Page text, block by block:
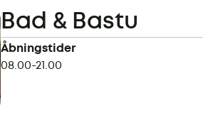
Bad & Bastu
Åbningstider
08.00-21.00